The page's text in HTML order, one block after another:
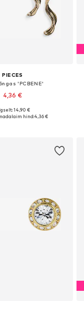
PIECES
'PCBENE'
4,36 €
suurused: One Size
14,90 €
hind:4,36 €